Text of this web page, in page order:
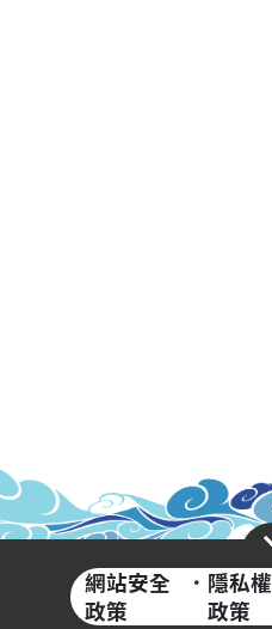
網站安全
政策
· 隱私權
政策